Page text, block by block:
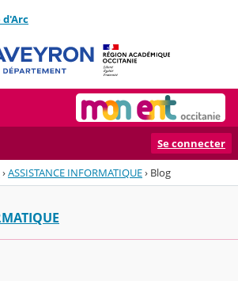
d'Arc
Se connecter
›ASSISTANCE INFORMATIQUE› Blog